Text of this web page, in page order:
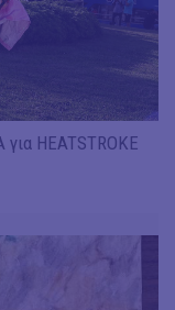
HEATSTROKE